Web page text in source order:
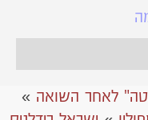
לאחר השואה »